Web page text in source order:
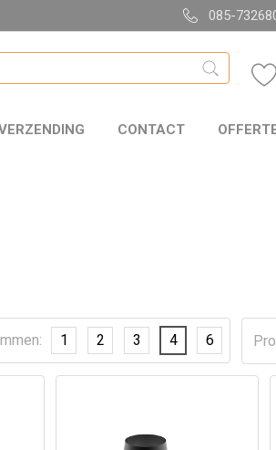
085-
CONTACT
1 2 3 4 6